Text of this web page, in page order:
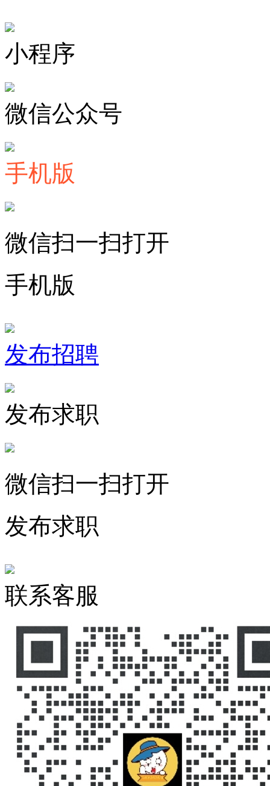
小程序
微信公众号
手机版
微信扫一扫打开
手机版
发布招聘
发布求职
微信扫一扫打开
发布求职
联系客服